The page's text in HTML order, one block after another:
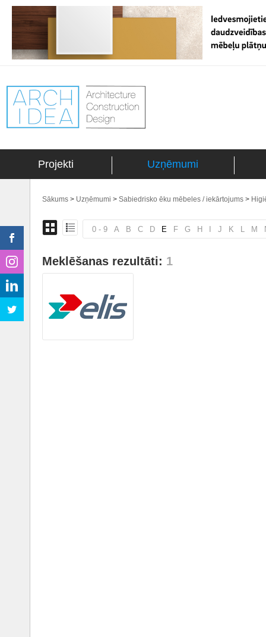
Projekti Uzņēmumi
Sākums > Uzņēmumi > Sabiedrisko ēku mēbeles / iekārtojums >
0 - 9 A B C D E F G H J K L M
Meklēšanas rezultāti: 1